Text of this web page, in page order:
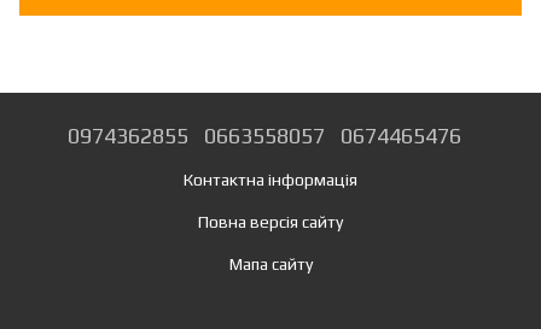
0974362855 0663558057 0674465476
Контактна інформація
Повна версія сайту
Мапа сайту